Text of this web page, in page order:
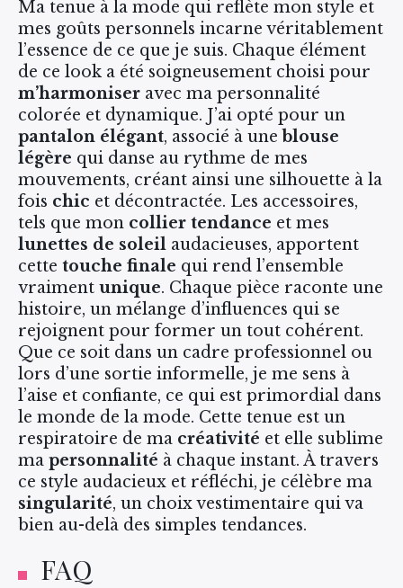
Ma tenue à la mode qui reflète mon style et
mes goûts personnels incarne véritablement
l’essence de ce que je suis. Chaque élément
de ce look a été soigneusement choisi pour
m’harmoniser avec ma personnalité
colorée et dynamique. J’ai opté pour un
pantalon élégant, associé à une blouse
légère qui danse au rythme de mes
mouvements, créant ainsi une silhouette à la
fois chic et décontractée. Les accessoires,
tels que mon collier tendance et mes
lunettes de soleil audacieuses, apportent
cette touche finale qui rend l’ensemble
vraiment unique. Chaque pièce raconte une
histoire, un mélange d’influences qui se
rejoignent pour former un tout cohérent.
Que ce soit dans un cadre professionnel ou
lors d’une sortie informelle, je me sens à
l’aise et confiante, ce qui est primordial dans
le monde de la mode. Cette tenue est un
respiratoire de ma créativité et elle sublime
ma personnalité à chaque instant. À travers
ce style audacieux et réfléchi, je célèbre ma
singularité, un choix vestimentaire qui va
bien au-delà des simples tendances.
FAQ